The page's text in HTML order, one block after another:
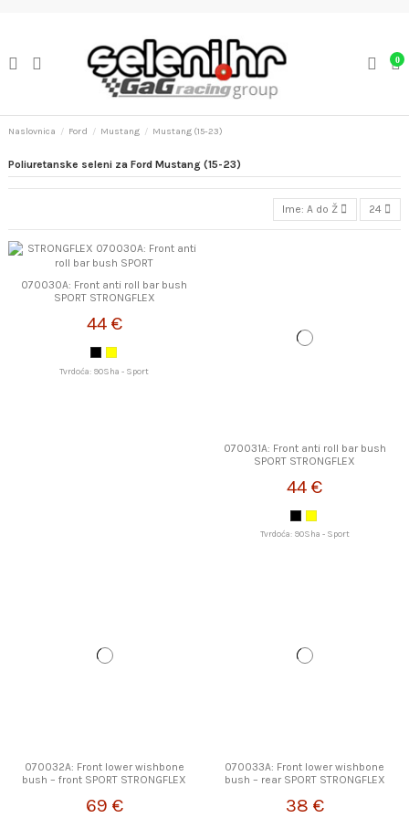
0
Naslovnica Ford Mustang Mustang (15-23)
Poliuretanske seleni za Ford Mustang (15-23)
Ime: A do Ž 24
070030A: Front anti roll bar bush
SPORT STRONGFLEX
44 €
Tvrdoća: 90Sha - Sport
070031A: Front anti roll bar bush
SPORT STRONGFLEX
44 €
Tvrdoća: 90Sha - Sport
070032A: Front lower wishbone
bush – front SPORT STRONGFLEX
69 €
070033A: Front lower wishbone
bush – rear SPORT STRONGFLEX
38 €